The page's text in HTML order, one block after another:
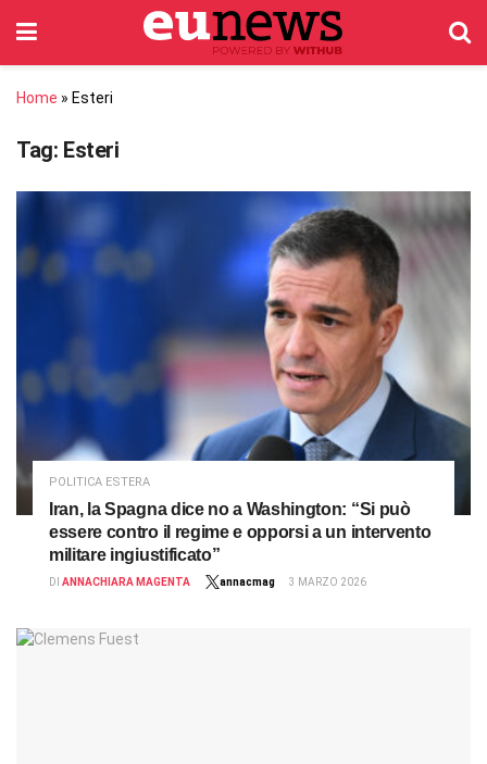
Home » Esteri
Tag: Esteri
POLITICA ESTERA
Iran, la Spagna dice no a Washington: “Si può
essere contro il regime e opporsi a un intervento
militare ingiustificato”
DI ANNACHIARA MAGENTA annacmag 3 MARZO 2026